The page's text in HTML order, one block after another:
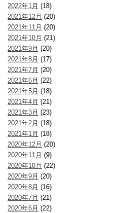
2022年1月 (18)
2021年12月 (20)
2021年11月 (20)
2021年10月 (21)
2021年9月 (20)
2021年8月 (17)
2021年7月 (20)
2021年6月 (22)
2021年5月 (18)
2021年4月 (21)
2021年3月 (23)
2021年2月 (18)
2021年1月 (18)
2020年12月 (20)
2020年11月 (9)
2020年10月 (22)
2020年9月 (20)
2020年8月 (16)
2020年7月 (21)
2020年6月 (22)